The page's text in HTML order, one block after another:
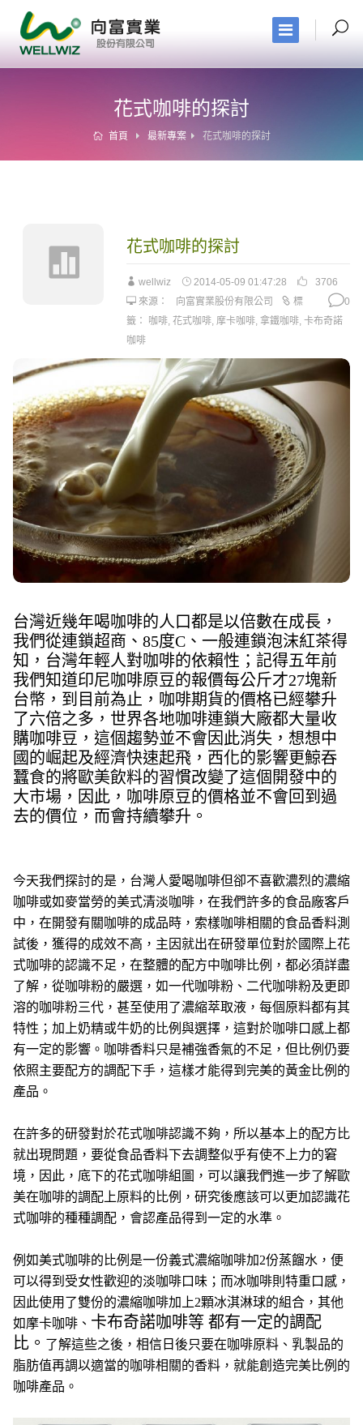
花式咖啡的探討
首頁 最新專案 花式咖啡的探討
花式咖啡的探討
wellwiz 2014-05-09 01:47:28
3706
0
來源： 向富實業股份有限公司
標
籤： 咖啡, 花式咖啡, 摩卡咖啡, 拿鐵咖啡, 卡布奇諾
咖啡
台灣近幾年喝咖啡的人口都是以倍數在成長，
我們從連鎖超商、85度C、一般連鎖泡沫紅茶得
知，台灣年輕人對咖啡的依賴性；記得五年前
我們知道印尼咖啡原豆的報價每公斤才27塊新
台幣，到目前為止，咖啡期貨的價格已經攀升
了六倍之多，世界各地咖啡連鎖大廠都大量收
購咖啡豆，這個趨勢並不會因此消失，想想中
國的崛起及經濟快速起飛，西化的影響更鯨吞
蠶食的將歐美飲料的習慣改變了這個開發中的
大市場，因此，咖啡原豆的價格並不會回到過
去的價位，而會持續攀升。
今天我們探討的是， 台灣人愛喝咖啡但卻不喜歡濃烈的濃縮
咖啡或如麥當勞的美式清淡咖啡， 在我們許多的食品廠客戶
中，在開發有關咖啡的成品時，索樣咖啡相關的食品香料測
試後，獲得的成效不高，主因就出在研發單位對於國際上花
式咖啡的認識不足，在整體的配方中咖啡比例，都必須詳盡
了解，從咖啡粉的嚴選，如一代咖啡粉、二代咖啡粉及更即
溶的咖啡粉三代，甚至使用了濃縮萃取液，每個原料都有其
特性；加上奶精或牛奶的比例與選擇，這對於咖啡口感上都
有一定的影響。咖啡香料只是補強香氣的不足，但比例仍要
依照主要配方的調配下手，這樣才能得到完美的黃金比例的
產品。
在許多的研發對於花式咖啡認識不夠，所以基本上的配方比
就出現問題，要從食品香料下去調整似乎有使不上力的窘
境，因此，底下的花式咖啡組圖，可以讓我們進一步了解歐
美在咖啡的調配上原料的比例，研究後應該可以更加認識花
式咖啡的種種調配，會認產品得到一定的水準。
例如美式咖啡的比例是一份義式濃縮咖啡加2份蒸餾水，便
可以得到受女性歡迎的淡咖啡口味； 而冰咖啡則特重口感，
因此使用了雙份的濃縮咖啡加上2顆冰淇淋球的組合，其他
如摩卡咖啡、 卡布奇諾咖啡等 都有一定的調配
比。 了解這些之後，相信日後只要在咖啡原料、乳製品的
脂肪值再調以適當的咖啡相關的香料，就能創造完美比例的
咖啡產品。